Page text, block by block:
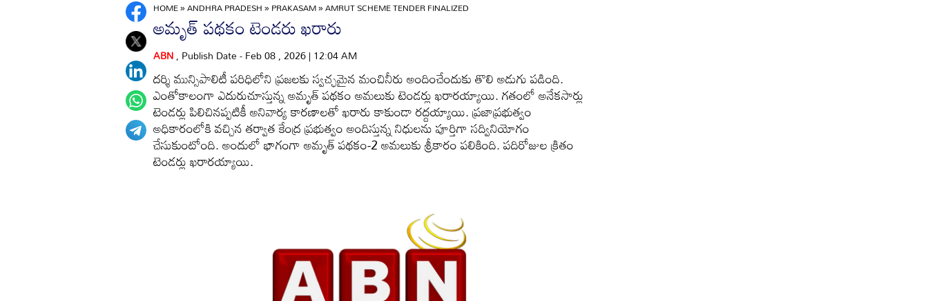
HOME»ANDHRA PRADESH»PRAKASAM»AMRUT SCHEME TENDER FINALIZED
అమృత్‌ పథకం టెండరు ఖరారు
ABN, Publish Date - Feb 08 , 2026 | 12:04 AM
దర్శి మున్సిపాలిటీ పరిధిలోని ప్రజలకు స్వచ్ఛమైన మంచినీరు అందించేందుకు తొలి అడుగు పడింది.
ఎంతోకాలంగా ఎదురుచూస్తున్న అమృత్‌ పథకం అమలుకు టెండర్లు ఖరారయ్యాయి. గతంలో అనేకసార్లు
టెండర్లు పిలిచినప్పటికీ అనివార్య కారణాలతో ఖరారు కాకుండా రద్దయ్యాయి. ప్రజాప్రభుత్వం
అధికారంలోకి వచ్చిన తర్వాత కేంద్ర ప్రభుత్వం అందిస్తున్న నిధులను పూర్తిగా సద్వినియోగం
చేసుకుంటోంది. అందులో భాగంగా అమృత్‌ పథకం-2 అమలుకు శ్రీకారం పలికింది. పదిరోజుల క్రితం
టెండర్లు ఖరారయ్యాయి.